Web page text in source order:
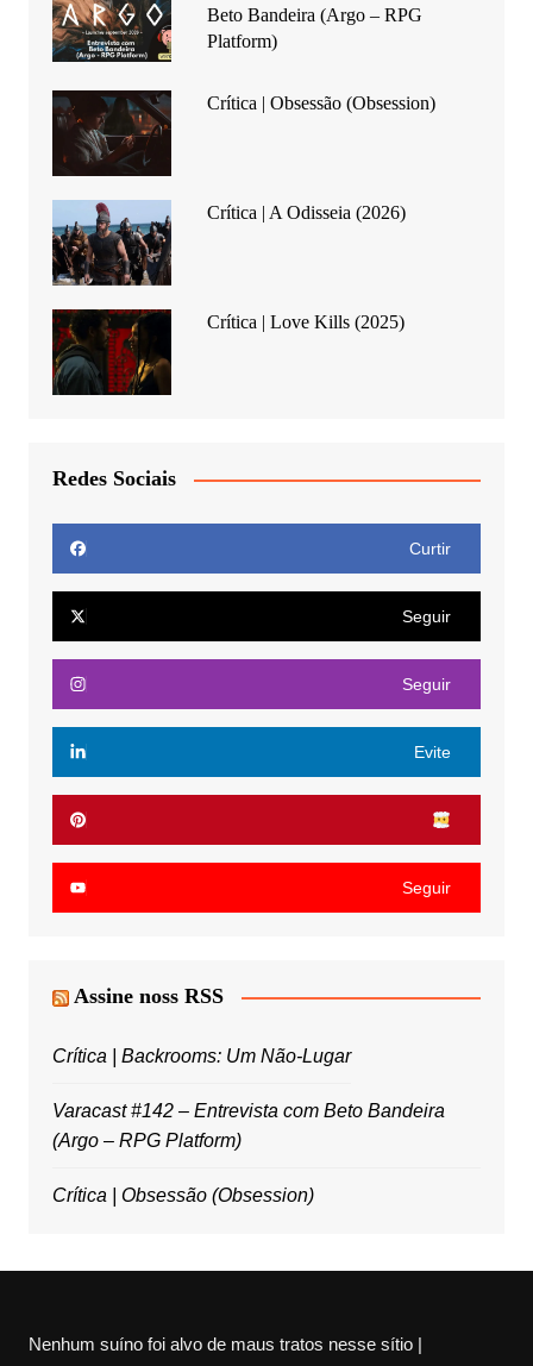
Beto Bandeira (Argo – RPG
Platform)
Crítica | Obsessão (Obsession)
Crítica | A Odisseia (2026)
Crítica | Love Kills (2025)
Redes Sociais
Curtir
Seguir
Seguir
Evite
Seguir
Assine noss RSS
Crítica | Backrooms: Um Não-Lugar
Varacast #142 – Entrevista com Beto Bandeira
(Argo – RPG Platform)
Crítica | Obsessão (Obsession)
Nenhum suíno foi alvo de maus tratos nesse sítio |